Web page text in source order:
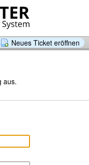
Neues Ticket eröffnen
aus.